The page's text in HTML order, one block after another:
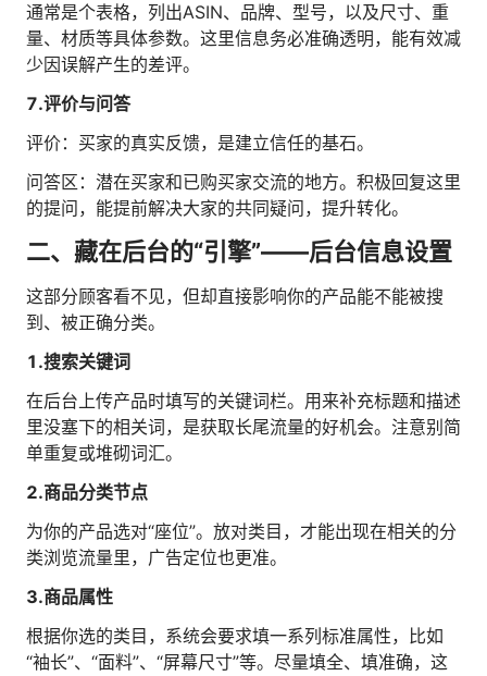
通常是个表格，列出ASIN、品牌、型号，以及尺寸、重
量、材质等具体参数。这里信息务必准确透明，能有效减
少因误解产生的差评。
7.评价与问答
评价：买家的真实反馈，是建立信任的基石。
问答区：潜在买家和已购买家交流的地方。积极回复这里
的提问，能提前解决大家的共同疑问，提升转化。
二、藏在后台的“引擎”——后台信息设置
这部分顾客看不见，但却直接影响你的产品能不能被搜
到、被正确分类。
1.搜索关键词
在后台上传产品时填写的关键词栏。用来补充标题和描述
里没塞下的相关词，是获取长尾流量的好机会。注意别简
单重复或堆砌词汇。
2.商品分类节点
为你的产品选对“座位”。放对类目，才能出现在相关的分
类浏览流量里，广告定位也更准。
3.商品属性
根据你选的类目，系统会要求填一系列标准属性，比如
“袖长”、“面料”、“屏幕尺寸”等。尽量填全、填准确，这